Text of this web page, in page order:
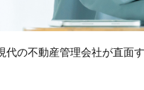
代の不動産管理会社が直面